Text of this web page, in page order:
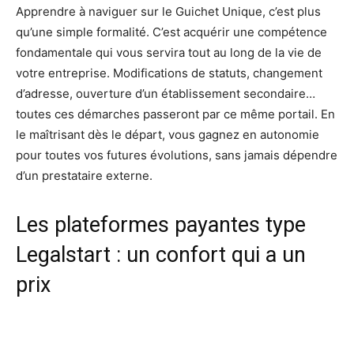
Apprendre à naviguer sur le Guichet Unique, c’est plus
qu’une simple formalité. C’est acquérir une compétence
fondamentale qui vous servira tout au long de la vie de
votre entreprise. Modifications de statuts, changement
d’adresse, ouverture d’un établissement secondaire…
toutes ces démarches passeront par ce même portail. En
le maîtrisant dès le départ, vous gagnez en autonomie
pour toutes vos futures évolutions, sans jamais dépendre
d’un prestataire externe.
Les plateformes payantes type
Legalstart : un confort qui a un
prix